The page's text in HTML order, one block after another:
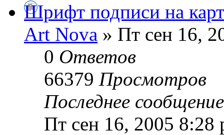
Шрифт подписи на
Art Nova » Пт сен 16,
0 Ответов
66379 Просмотров
Последнее
Пт сен 16, 2005 8:28